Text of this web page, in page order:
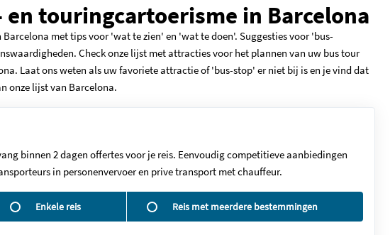
en touringcartoerisme in Barcelona
met tips voor 'wat te zien' en 'wat te doen'. Suggesties voor 'bus-
Check onze lijst met attracties voor het plannen van uw bus tour
Laat ons weten als uw favoriete attractie of 'bus-stop' er niet bij is en je vind dat
onze lijst van Barcelona.
binnen 2 dagen offertes voor je reis. Eenvoudig competitieve aanbiedingen
in personenvervoer en prive transport met chauffeur.
Enkele reis Reis met meerdere bestemmingen